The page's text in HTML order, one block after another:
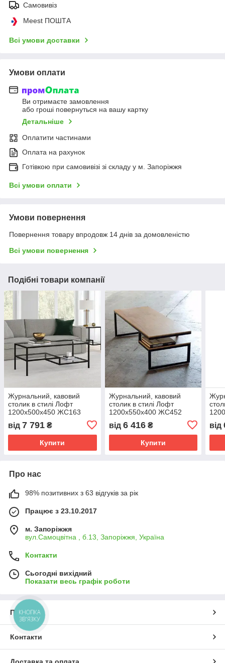
Самовивіз
Meest ПОШТА
Всі умови доставки
Умови оплати
Ви отримаєте замовлення
або гроші повернуться на вашу картку
Детальніше
Оплатити частинами
Оплата на рахунок
Готівкою при самовивізі зі складу у м. Запоріжжя
Всі умови оплати
Умови повернення
Повернення товару впродовж 14 днів за домовленістю
Всі умови повернення
Подібні товари компанії
Журнальний, кавовий
столик в стилі Лофт
1200х500х450 ЖС163
від 7 791 ₴
Купити
Журнальний, кавовий
столик в стилі Лофт
1200х550х400 ЖС452
від 6 416₴
Купити
від
Про нас
98% позитивних з 63 відгуків за рік
Працює з 23.10.2017
м. Запоріжжя
вул.Самоцвітна , б.13, Запоріжжя, Україна
Контакти
Сьогодні вихідний
Показати весь графік роботи
Про нас
Контакти
КНОПКА
ЗВ'ЯЗКУ